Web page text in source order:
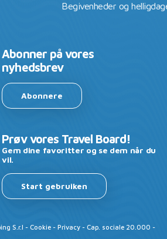
Begivenheder og
Abonner på vores
nyhedsbrev
Abonnere
Prøv vores Travel Board!
Gem dine favoritter og se dem når du
vil.
Start gebruiken
S.r.l - Cookie - Privacy - Cap. sociale 20.000 -